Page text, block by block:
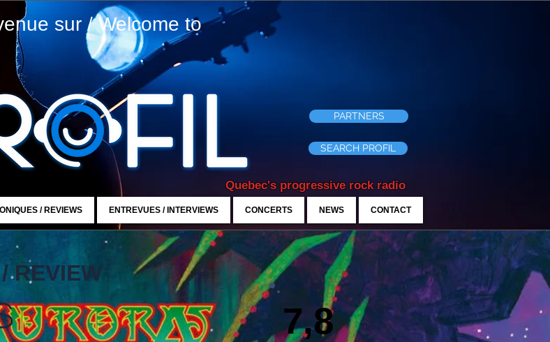
sur / Welcome to
Quebec's progressive rock radio
SEARCH PROFIL
PARTNERS
/ REVIEWS ENTREVUES / INTERVIEWS CONCERTS NEWS CONTACT
REVIEW
7,8